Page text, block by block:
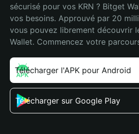
sécurisé pour vos KRN ? Bitget
vos besoins. Approuvé par 20
vous pouvez librement découvrir
Wallet. Commencez votre
Télécharger l'APK pour Android
Télécharger sur Google Play